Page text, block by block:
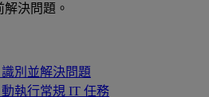
決問題。
識別並解決問題
動執行常規 IT 任務